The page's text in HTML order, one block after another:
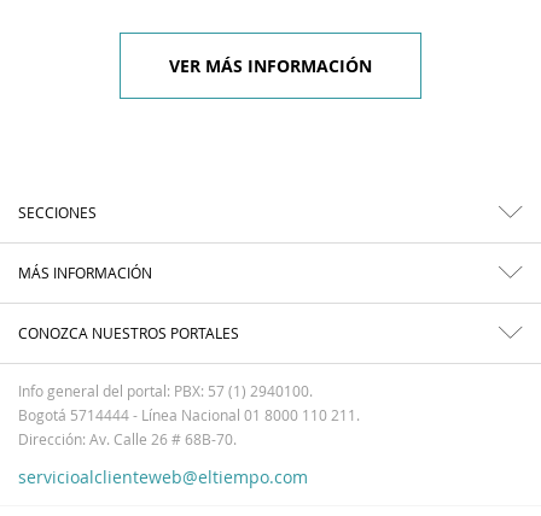
VER MÁS INFORMACIÓN
SECCIONES
MÁS INFORMACIÓN
CONOZCA NUESTROS PORTALES
Info general del portal: PBX: 57 (1) 2940100.
Bogotá 5714444 - Línea Nacional 01 8000 110 211.
Dirección: Av. Calle 26 # 68B-70.
servicioalclienteweb@eltiempo.com